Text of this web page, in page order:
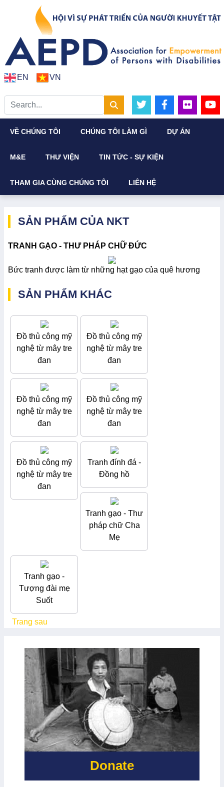
EN VN
VỀ CHÚNG TÔI CHÚNG TÔI LÀM GÌ DỰ ÁN
M&E THƯ VIỆN TIN TỨC - SỰ KIỆN
THAM GIA CÙNG CHÚNG TÔI LIÊN HỆ
SẢN PHẨM CỦA NKT
TRANH GẠO - THƯ PHÁP CHỮ ĐỨC
Bức tranh được làm từ những hạt gạo của quê hương
SẢN PHẨM KHÁC
Đồ thủ công mỹ
nghệ từ mây tre
đan
Đồ thủ công mỹ
nghệ từ mây tre
đan
Đồ thủ công mỹ
nghệ từ mây tre
đan
Đồ thủ công mỹ
nghệ từ mây tre
đan
Đồ thủ công mỹ
nghệ từ mây tre
đan
Tranh đính đá -
Đồng hồ
Tranh gạo - Thư
pháp chữ Cha
Mẹ
Tranh gạo -
Tượng đài mẹ
Suốt
Trang sau
Donate